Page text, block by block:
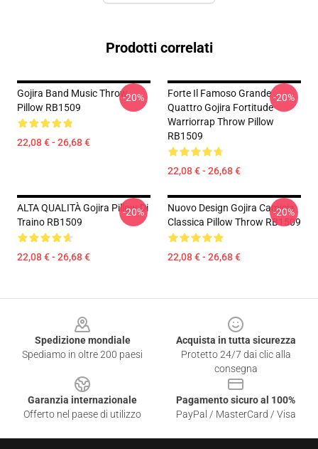
Prodotti correlati
Gojira Band Music Throw
Pillow RB1509
22,08 € - 26,68 €
-20%
Forte Il Famoso Grande
Quattro Gojira Fortitude
Warriorrap Throw Pillow
RB1509
22,08 € - 26,68 €
-20%
ALTA QUALITÀ Gojira Pillow Di
Traino RB1509
22,08 € - 26,68 €
-20%
Nuovo Design Gojira Camicia
Classica Pillow Throw RB1509
22,08 € - 26,68 €
-20%
Spedizione mondiale
Spediamo in oltre 200 paesi
Acquista in tutta sicurezza
Protetto 24/7 dai clic alla
consegna
Garanzia internazionale
Offerto nel paese di utilizzo
Pagamento sicuro al 100%
PayPal / MasterCard / Visa